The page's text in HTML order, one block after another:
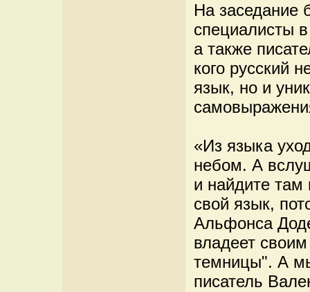
На заседание
специалисты
а также
кого русский
язык, но и
«Из языка
небом. А
и найдите
свой язык,
Альфонса
владеет
темницы". А
писатель